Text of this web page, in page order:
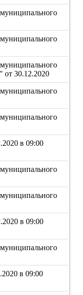
30.12.2020
в 09:00
в 09:00
в 09:00